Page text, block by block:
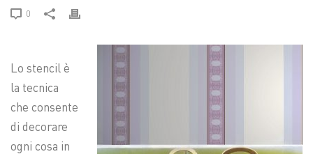
0
Lo stencil è
la tecnica
che consente
di decorare
ogni cosa in